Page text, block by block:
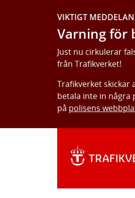
VIKTIGT
Varning för
Just nu cirkulerar
från Trafikverket!
Trafikverket skickar
betala inte in några
på polisens